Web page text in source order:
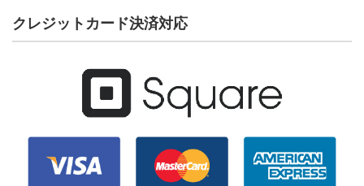
クレジットカード決済対応